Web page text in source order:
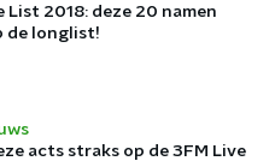
List 2018: deze 20 namen
de longlist!
acts straks op de 3FM Live